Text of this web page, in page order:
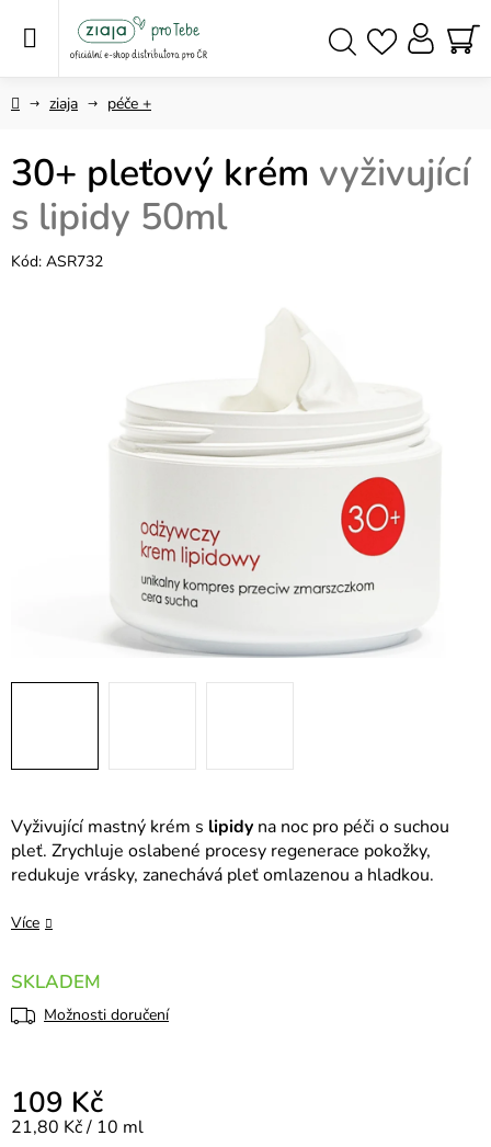
Domůziaja péče +
Vyživující mastný krém s lipidy na noc pro péči o suchou
pleť. Zrychluje oslabené procesy regenerace pokožky,
redukuje vrásky, zanechává pleť omlazenou a hladkou.
Více
SKLADEM
Možnosti doručení
109 Kč
Měrná cena:
21,80 Kč / 10 ml
30+ pleťový krém vyživující
s lipidy 50ml
Kód: ASR732